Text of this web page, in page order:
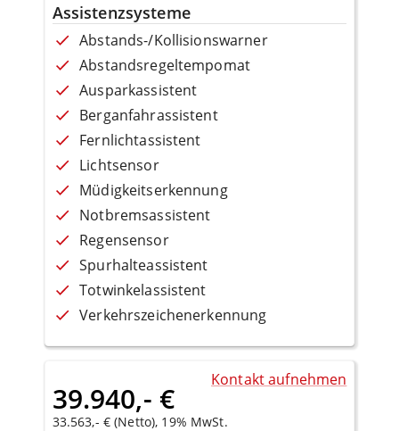
Assistenzsysteme
Abstands-/Kollisionswarner
Abstandsregeltempomat
Ausparkassistent
Berganfahrassistent
Fernlichtassistent
Lichtsensor
Müdigkeitserkennung
Notbremsassistent
Regensensor
Spurhalteassistent
Totwinkelassistent
Verkehrszeichenerkennung
39.940,- €
33.563,- € (Netto), 19% MwSt.
Kontakt aufnehmen